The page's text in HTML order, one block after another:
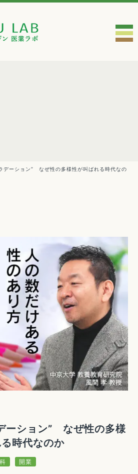
デーション” なぜ性の多様性が叫ばれる時代なの
ーション” なぜ性の多様
時代なのか
開業